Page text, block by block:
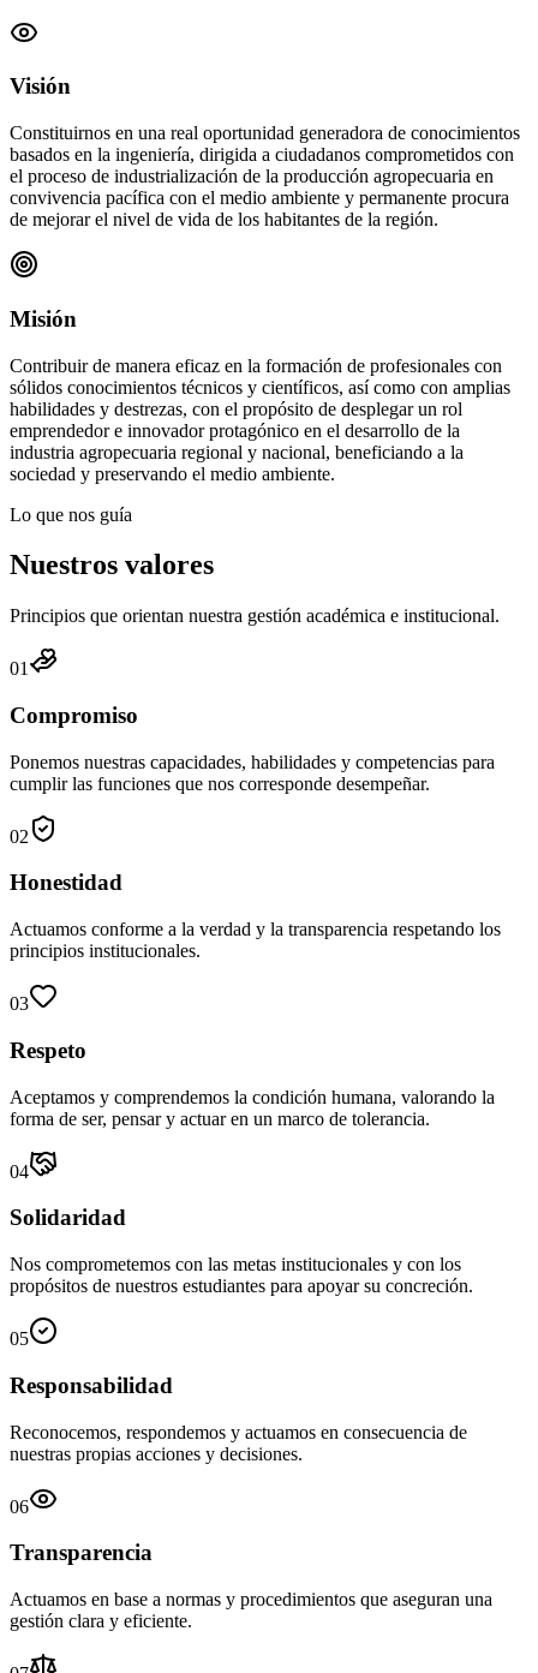
Visión
Constituirnos en una real oportunidad generadora de conocimientos
basados en la ingeniería, dirigida a ciudadanos comprometidos con
el proceso de industrialización de la producción agropecuaria en
convivencia pacífica con el medio ambiente y permanente procura
de mejorar el nivel de vida de los habitantes de la región.
Misión
Contribuir de manera eficaz en la formación de profesionales con
sólidos conocimientos técnicos y científicos, así como con amplias
habilidades y destrezas, con el propósito de desplegar un rol
emprendedor e innovador protagónico en el desarrollo de la
industria agropecuaria regional y nacional, beneficiando a la
sociedad y preservando el medio ambiente.
Lo que nos guía
Nuestros valores
Principios que orientan nuestra gestión académica e institucional.
01
Compromiso
Ponemos nuestras capacidades, habilidades y competencias para
cumplir las funciones que nos corresponde desempeñar.
02
Honestidad
Actuamos conforme a la verdad y la transparencia respetando los
principios institucionales.
03
Respeto
Aceptamos y comprendemos la condición humana, valorando la
forma de ser, pensar y actuar en un marco de tolerancia.
04
Solidaridad
Nos comprometemos con las metas institucionales y con los
propósitos de nuestros estudiantes para apoyar su concreción.
05
Responsabilidad
Reconocemos, respondemos y actuamos en consecuencia de
nuestras propias acciones y decisiones.
06
Transparencia
Actuamos en base a normas y procedimientos que aseguran una
gestión clara y eficiente.